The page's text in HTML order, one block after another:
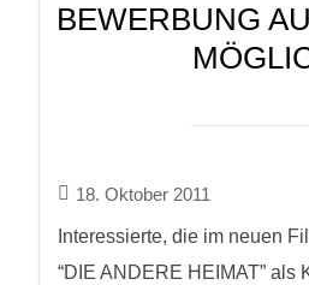
BEWERBUNG
18. Oktober 2011
Interessierte, die im neuen
“DIE ANDERE HEIMAT” als